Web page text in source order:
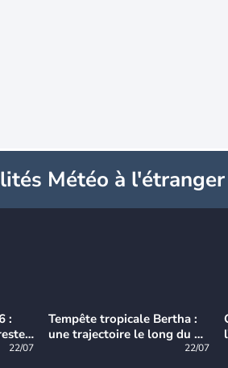
Météo à l'étranger
:
22/07
Tempête tropicale Bertha :
une trajectoire le long du du
22/07